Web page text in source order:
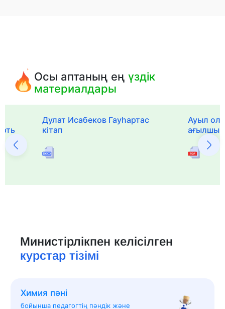
Осы аптаның еңүздік
материалдары
Дулат Исабеков Гауһартас
кітап
Ауыл
ағылшын
Министірлікпен келісілген
курстар тізімі
Химия пәні
бойынша педагогтің пәндік және